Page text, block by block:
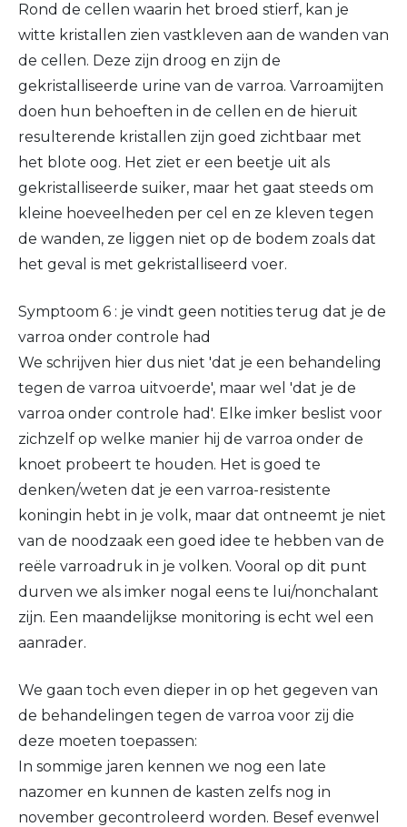
Rond de cellen waarin het broed stierf, kan je
witte kristallen zien vastkleven aan de wanden van
de cellen. Deze zijn droog en zijn de
gekristalliseerde urine van de varroa. Varroamijten
doen hun behoeften in de cellen en de hieruit
resulterende kristallen zijn goed zichtbaar met
het blote oog. Het ziet er een beetje uit als
gekristalliseerde suiker, maar het gaat steeds om
kleine hoeveelheden per cel en ze kleven tegen
de wanden, ze liggen niet op de bodem zoals dat
het geval is met gekristalliseerd voer.
Symptoom 6 : je vindt geen notities terug dat je de
varroa onder controle had
We schrijven hier dus niet 'dat je een behandeling
tegen de varroa uitvoerde', maar wel 'dat je de
varroa onder controle had'. Elke imker beslist voor
zichzelf op welke manier hij de varroa onder de
knoet probeert te houden. Het is goed te
denken/weten dat je een varroa-resistente
koningin hebt in je volk, maar dat ontneemt je niet
van de noodzaak een goed idee te hebben van de
reële varroadruk in je volken. Vooral op dit punt
durven we als imker nogal eens te lui/nonchalant
zijn. Een maandelijkse monitoring is echt wel een
aanrader.
We gaan toch even dieper in op het gegeven van
de behandelingen tegen de varroa voor zij die
deze moeten toepassen:
In sommige jaren kennen we nog een late
nazomer en kunnen de kasten zelfs nog in
november gecontroleerd worden. Besef evenwel